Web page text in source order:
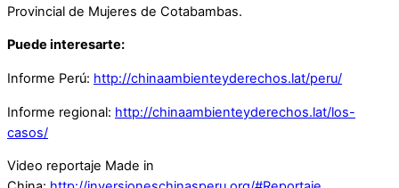
Provincial de Mujeres de Cotabambas.
Puede interesarte:
Informe Perú: http://chinaambienteyderechos.lat/peru/
Informe regional: http://chinaambienteyderechos.lat/los-
casos/
Video reportaje Made in